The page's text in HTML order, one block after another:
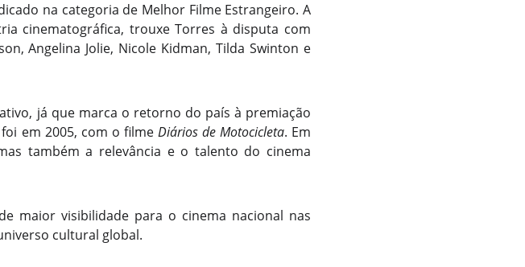
na categoria de Melhor Filme Estrangeiro. A
cinematográfica, trouxe Torres à disputa com
Angelina Jolie, Nicole Kidman, Tilda Swinton e
já que marca o retorno do país à premiação
em 2005, com o filme Diários de Motocicleta. Em
também a relevância e o talento do cinema
maior visibilidade para o cinema nacional nas
cultural global.